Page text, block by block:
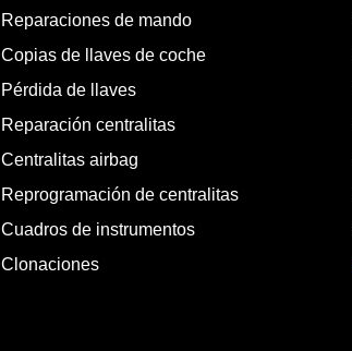
Reparaciones de mando
Copias de llaves de coche
Pérdida de llaves
Reparación centralitas
Centralitas airbag
Reprogramación de centralitas
Cuadros de instrumentos
Clonaciones